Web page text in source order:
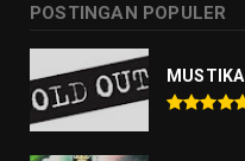
POSTINGAN POPULER